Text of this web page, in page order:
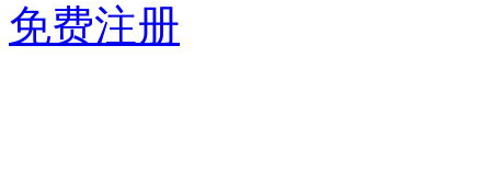
免费注册